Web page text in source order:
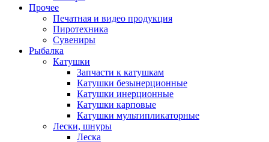
Прочее
Печатная и видео продукция
Пиротехника
Сувениры
Рыбалка
Катушки
Запчасти к катушкам
Катушки безынерционные
Катушки инерционные
Катушки карповые
Катушки мультипликаторные
Лески, шнуры
Леска